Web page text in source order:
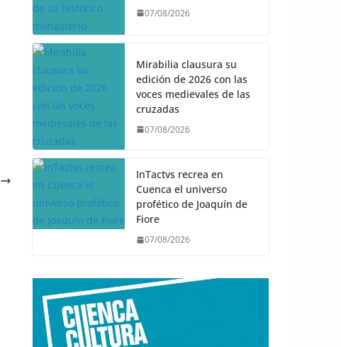
07/08/2026
Mirabilia clausura su
edición de 2026 con las
voces medievales de las
cruzadas
07/08/2026
InTactvs recrea en
Cuenca el universo
profético de Joaquín de
Fiore
07/08/2026